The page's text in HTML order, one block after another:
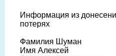
Информация из
потерях
Фамилия Шуман
Имя Алексей